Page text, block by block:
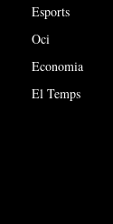
Esports
Oci
Economia
El Temps